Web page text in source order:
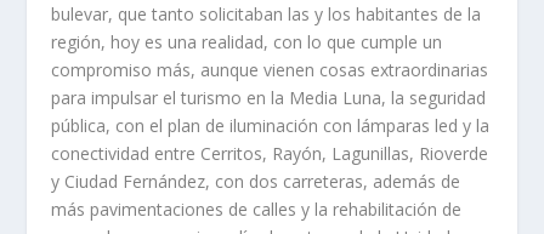
bulevar, que tanto solicitaban las y los habitantes de la
región, hoy es una realidad, con lo que cumple un
compromiso más, aunque vienen cosas extraordinarias
para impulsar el turismo en la Media Luna, la seguridad
pública, con el plan de iluminación con lámparas led y la
conectividad entre Cerritos, Rayón, Lagunillas, Rioverde
y Ciudad Fernández, con dos carreteras, además de
más pavimentaciones de calles y la rehabilitación de